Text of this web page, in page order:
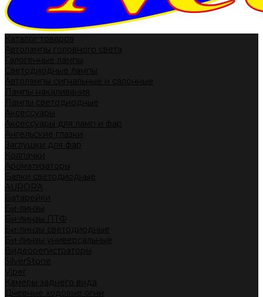
Каталог товаров
Автолампы головного света
Галогенные лампы
Светодиодные лампы
Автолампы сигнальные и салонные
Лампы накаливания
Лампы светодиодные
Аксессуары
Аксессуары для ламп и фар
Ангельские глазки
Заглушки для фар
Колпачки
Ароматизаторы
Балки светодиодные
AURORA
Батарейки
Би-линзы
Би-линзы ПТФ
Би-линзы светодиодные
Би-линзы универсальные
Видеорегистраторы
SilverStone
Viper
Камеры заднего вида
Дневные ходовые огни